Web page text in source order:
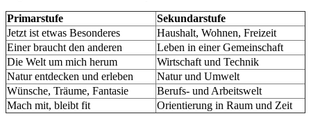
Primarstufe
Sekundarstufe
Jetzt ist etwas Besonderes
Haushalt, Wohnen, Freizeit
Einer braucht den anderen
Leben in einer Gemeinschaft
Die Welt um mich herum
Wirtschaft und Technik
Natur entdecken und erleben
Natur und Umwelt
Wünsche, Träume, Fantasie
Berufs- und Arbeitswelt
Mach mit, bleibt fit
Orientierung in Raum und Zeit